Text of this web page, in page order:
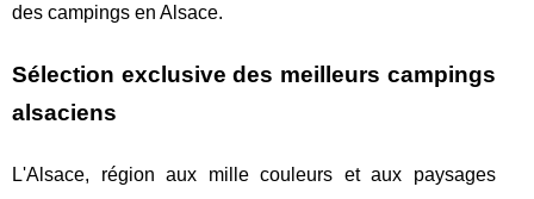
des campings en Alsace.
Sélection exclusive des meilleurs campings
alsaciens
L'Alsace, région aux mille couleurs et aux paysages